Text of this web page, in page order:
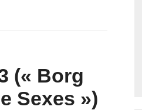
(« Borg
Sexes »)